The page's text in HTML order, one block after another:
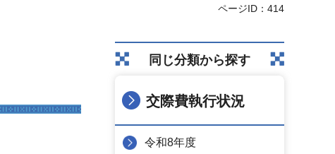
ページID：414
同じ分類から探す
交際費執行状況
令和8年度